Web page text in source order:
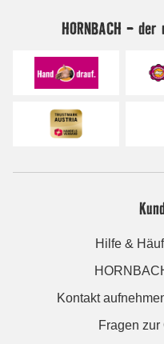
HORNBACH -
Hilfe &
Kontakt
Fragen